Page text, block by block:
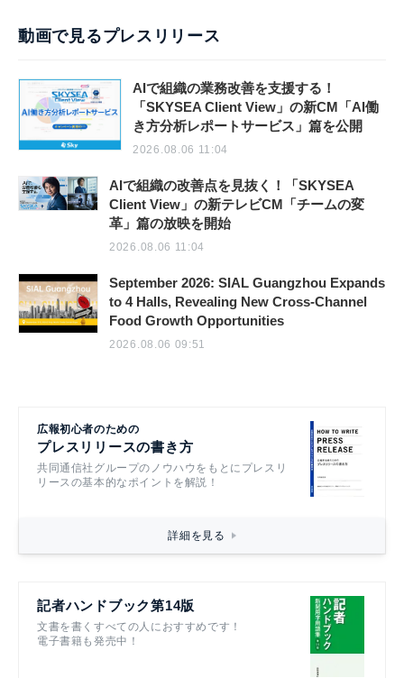
動画で見るプレスリリース
AIで組織の業務改善を支援する！
「SKYSEA Client View」の新CM「AI働
き方分析レポートサービス」篇を公開
2026.08.06 11:04
AIで組織の改善点を見抜く！「SKYSEA
Client View」の新テレビCM「チームの変
革」篇の放映を開始
2026.08.06 11:04
September 2026: SIAL Guangzhou Expands
to 4 Halls, Revealing New Cross-Channel
Food Growth Opportunities
2026.08.06 09:51
広報初心者のための
プレスリリースの書き方
共同通信社グループのノウハウをもとにプレスリ
リースの基本的なポイントを解説！
詳細を見る
記者ハンドブック第14版
文書を書くすべての人におすすめです！
電子書籍も発売中！